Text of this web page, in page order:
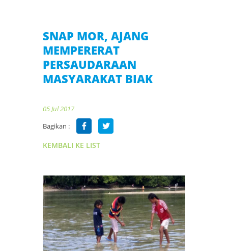
SNAP MOR, AJANG
MEMPERERAT
PERSAUDARAAN
MASYARAKAT BIAK
05 Jul 2017
Bagikan :
KEMBALI KE LIST